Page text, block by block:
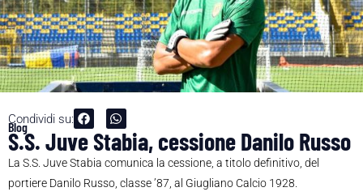
Condividi su:
Blog
S.S. Juve Stabia, cessione Danilo Russo
La S.S. Juve Stabia comunica la cessione, a titolo definitivo, del
portiere Danilo Russo, classe ’87, al Giugliano Calcio 1928.